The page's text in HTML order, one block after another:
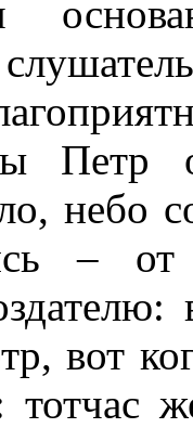
Петр
небо
– от
вот
тотчас